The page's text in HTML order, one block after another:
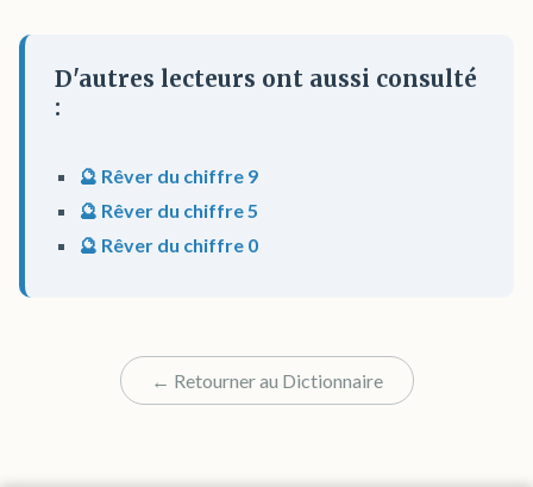
D'autres lecteurs ont aussi consulté
:
🔮 Rêver du chiffre 9
🔮 Rêver du chiffre 5
🔮 Rêver du chiffre 0
← Retourner au Dictionnaire